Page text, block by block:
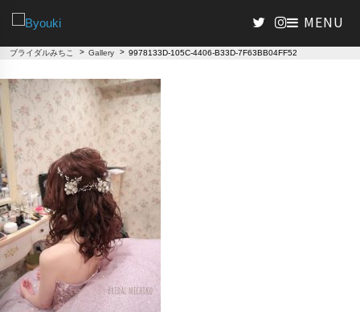
ブライダルみちこ > Gallery > 9978133D-105C-4406-B33D-7F63BB04FF52